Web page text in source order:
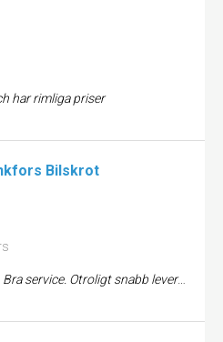
har rimliga priser
Bilskrot
Bra service. Otroligt snabb leverans. Så nöjd med detta företag 👍👍👍